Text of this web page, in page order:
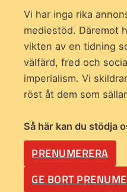
Vi har inga rika
mediestöd. Däremot
vikten av en tidning
välfärd, fred och
imperialism. Vi
röst åt dem som
Så här kan du stödja
PRENUMERERA
GE BORT